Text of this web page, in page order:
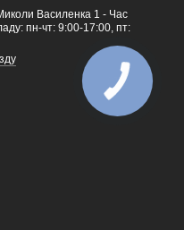
Василенка 1 - Час
пн-чт: 9:00-17:00, пт: